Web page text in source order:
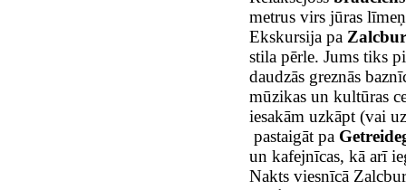
metrus virs jūras
Ekskursija pa
stila pērle. Jums tiks
daudzās greznās
mūzikas un kultūras
iesakām uzkāpt (vai
pastaigāt pa
un kafejnīcas, kā arī
Nakts viesnīcā